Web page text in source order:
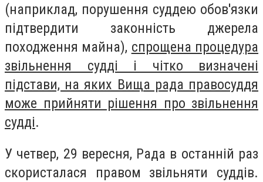
(наприклад, порушення суддею обов'язки
підтвердити законність джерела
походження майна), спрощена процедура
звільнення судді і чітко визначені
підстави, на яких Вища рада правосуддя
може прийняти рішення про звільнення
судді.
У четвер, 29 вересня, Рада в останній раз
скористалася правом звільняти суддів.